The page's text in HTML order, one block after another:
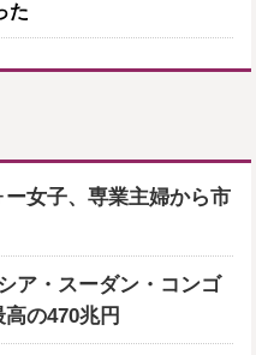
た
女子、専業主婦から市
ア・スーダン・コンゴ
の470兆円